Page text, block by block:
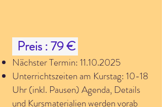
Preis: 79 €
Nächster Termin:11.10.2025
Unterrichtszeiten am Kurstag: 10-18
Uhr (inkl. Pausen) Agenda, Details
und Kursmaterialien werden vorab